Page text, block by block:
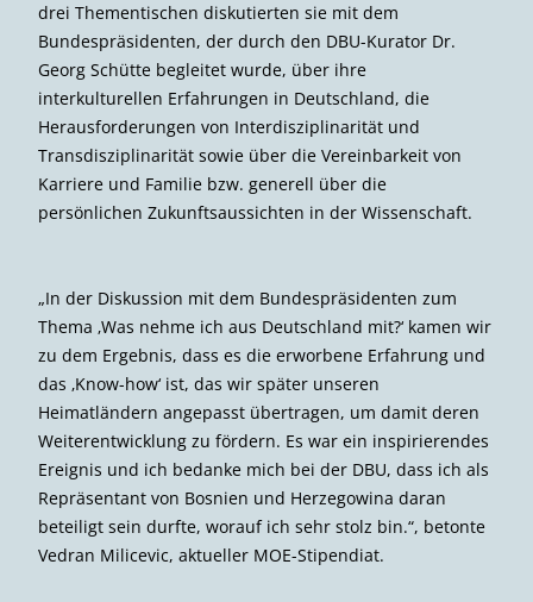
drei Thementischen diskutierten sie mit dem
Bundespräsidenten, der durch den DBU-Kurator Dr.
Georg Schütte begleitet wurde, über ihre
interkulturellen Erfahrungen in Deutschland, die
Herausforderungen von Interdisziplinarität und
Transdisziplinarität sowie über die Vereinbarkeit von
Karriere und Familie bzw. generell über die
persönlichen Zukunftsaussichten in der Wissenschaft.
„In der Diskussion mit dem Bundespräsidenten zum
Thema ‚Was nehme ich aus Deutschland mit?‘ kamen wir
zu dem Ergebnis, dass es die erworbene Erfahrung und
das ‚Know-how‘ ist, das wir später unseren
Heimatländern angepasst übertragen, um damit deren
Weiterentwicklung zu fördern. Es war ein inspirierendes
Ereignis und ich bedanke mich bei der DBU, dass ich als
Repräsentant von Bosnien und Herzegowina daran
beteiligt sein durfte, worauf ich sehr stolz bin.“, betonte
Vedran Milicevic, aktueller MOE-Stipendiat.